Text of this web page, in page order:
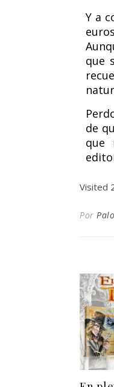
Y a
que
de
que
Visited
Por